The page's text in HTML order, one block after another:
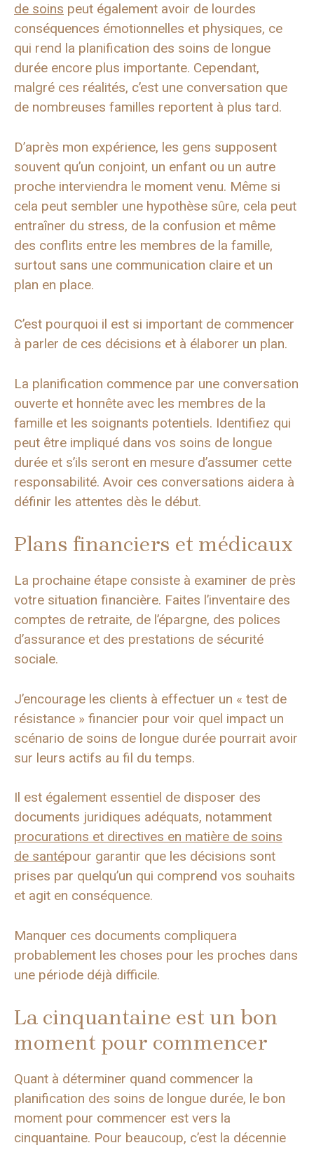
de soins peut également avoir de lourdes
conséquences émotionnelles et physiques, ce
qui rend la planification des soins de longue
durée encore plus importante. Cependant,
malgré ces réalités, c’est une conversation que
de nombreuses familles reportent à plus tard.
D’après mon expérience, les gens supposent
souvent qu’un conjoint, un enfant ou un autre
proche interviendra le moment venu. Même si
cela peut sembler une hypothèse sûre, cela peut
entraîner du stress, de la confusion et même
des conflits entre les membres de la famille,
surtout sans une communication claire et un
plan en place.
C’est pourquoi il est si important de commencer
à parler de ces décisions et à élaborer un plan.
La planification commence par une conversation
ouverte et honnête avec les membres de la
famille et les soignants potentiels. Identifiez qui
peut être impliqué dans vos soins de longue
durée et s’ils seront en mesure d’assumer cette
responsabilité. Avoir ces conversations aidera à
définir les attentes dès le début.
Plans financiers et médicaux
La prochaine étape consiste à examiner de près
votre situation financière. Faites l’inventaire des
comptes de retraite, de l’épargne, des polices
d’assurance et des prestations de sécurité
sociale.
J’encourage les clients à effectuer un « test de
résistance » financier pour voir quel impact un
scénario de soins de longue durée pourrait avoir
sur leurs actifs au fil du temps.
Il est également essentiel de disposer des
documents juridiques adéquats, notamment
procurations et directives en matière de soins
de santépour garantir que les décisions sont
prises par quelqu’un qui comprend vos souhaits
et agit en conséquence.
Manquer ces documents compliquera
probablement les choses pour les proches dans
une période déjà difficile.
La cinquantaine est un bon
moment pour commencer
Quant à déterminer quand commencer la
planification des soins de longue durée, le bon
moment pour commencer est vers la
cinquantaine. Pour beaucoup, c’est la décennie